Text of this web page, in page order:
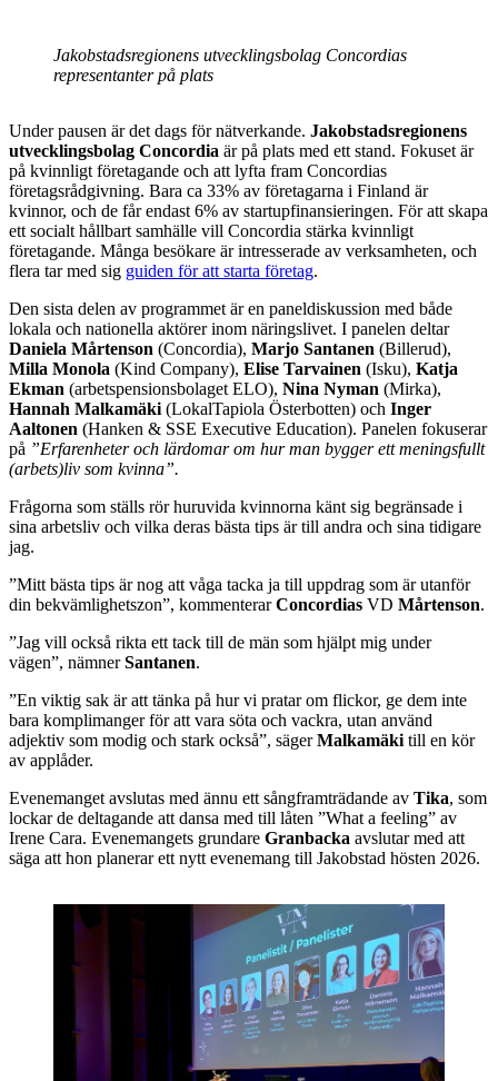
Jakobstadsregionens utvecklingsbolag Concordias
representanter på plats
Under pausen är det dags för nätverkande. Jakobstadsregionens
utvecklingsbolag Concordia är på plats med ett stand. Fokuset är
på kvinnligt företagande och att lyfta fram Concordias
företagsrådgivning. Bara ca 33% av företagarna i Finland är
kvinnor, och de får endast 6% av startupfinansieringen. För att skapa
ett socialt hållbart samhälle vill Concordia stärka kvinnligt
företagande. Många besökare är intresserade av verksamheten, och
flera tar med sig guiden för att starta företag.
Den sista delen av programmet är en paneldiskussion med både
lokala och nationella aktörer inom näringslivet. I panelen deltar
Daniela Mårtenson (Concordia), Marjo Santanen (Billerud),
Milla Monola (Kind Company), Elise Tarvainen (Isku), Katja
Ekman (arbetspensionsbolaget ELO), Nina Nyman (Mirka),
Hannah Malkamäki (LokalTapiola Österbotten) och Inger
Aaltonen (Hanken & SSE Executive Education). Panelen fokuserar
på ”Erfarenheter och lärdomar om hur man bygger ett meningsfullt
(arbets)liv som kvinna”.
Frågorna som ställs rör huruvida kvinnorna känt sig begränsade i
sina arbetsliv och vilka deras bästa tips är till andra och sina tidigare
jag.
”Mitt bästa tips är nog att våga tacka ja till uppdrag som är utanför
din bekvämlighetszon”, kommenterarConcordias VD Mårtenson.
”Jag vill också rikta ett tack till de män som hjälpt mig under
vägen”, nämnerSantanen.
”En viktig sak är att tänka på hur vi pratar om flickor, ge dem inte
bara komplimanger för att vara söta och vackra, utan använd
adjektiv som modig och stark också”, sägerMalkamäki till en kör
av applåder.
Evenemanget avslutas med ännu ett sångframträdande av Tika, som
lockar de deltagande att dansa med till låten ”What a feeling” av
Irene Cara. Evenemangets grundare Granbacka avslutar med att
säga att hon planerar ett nytt evenemang till Jakobstad hösten 2026.